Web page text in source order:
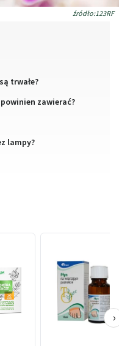
źródło:123RF
trwałe?
zawierać?
lampy?
›